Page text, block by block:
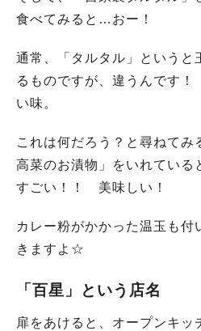
食べてみると…おー！
通常、「タルタル」というと
るものですが、違うんです
い味。
これは何だろう？と尋ねてみ
高菜のお漬物」をいれている
すごい！！ 美味しい！
カレー粉がかかった温玉も付
きますよ☆
「百星」という店名
扉をあけると、オープンキッ